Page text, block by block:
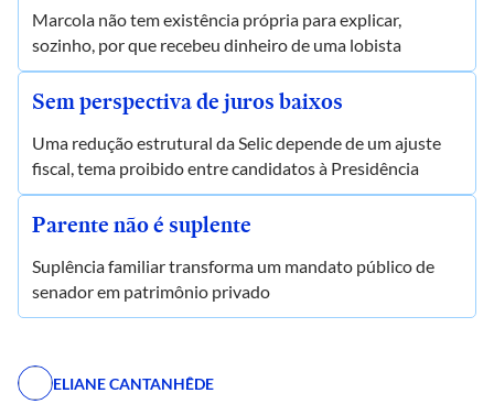
Marcola não tem existência própria para explicar,
sozinho, por que recebeu dinheiro de uma lobista
Sem perspectiva de juros baixos
Uma redução estrutural da Selic depende de um ajuste
fiscal, tema proibido entre candidatos à Presidência
Parente não é suplente
Suplência familiar transforma um mandato público de
senador em patrimônio privado
ELIANE CANTANHÊDE